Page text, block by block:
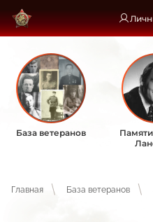
База ветеранов
Главная База ветеранов